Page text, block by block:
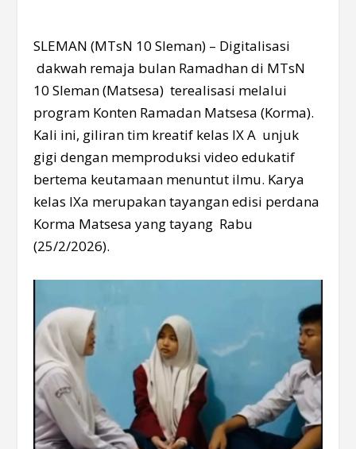
SLEMAN (MTsN 10 Sleman) – Digitalisasi
dakwah remaja bulan Ramadhan di MTsN
10 Sleman (Matsesa) terealisasi melalui
program Konten Ramadan Matsesa (Korma).
Kali ini, giliran tim kreatif kelas IX A unjuk
gigi dengan memproduksi video edukatif
bertema keutamaan menuntut ilmu. Karya
kelas IXa merupakan tayangan edisi perdana
Korma Matsesa yang tayang Rabu
(25/2/2026).